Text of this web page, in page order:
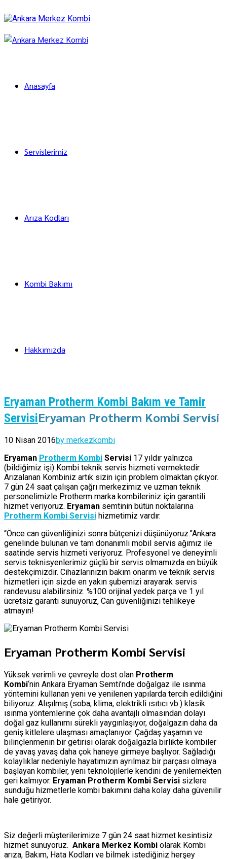
Anasayfa
Servislerimiz
Arıza Kodları
Kombi Bakımı
Hakkımızda
Eryaman Protherm Kombi Bakım ve Tamir
ServisiEryaman Protherm Kombi Servisi
10 Nisan 2016by merkezkombi
Eryaman Protherm Kombi Servisi 17 yıldır yalnızca
(bildiğimiz işi) Kombi teknik servis hizmeti vermektedir.
Arızalanan Kombiniz artık sizin için problem olmaktan çıkıyor.
7 gün 24 saat çalışan çağrı merkezimiz ve uzman teknik
personelimizle Protherm marka kombileriniz için garantili
hizmet veriyoruz. Eryaman semtinin bütün noktalarına
Protherm Kombi Servisi hizmetimiz vardır.
“Önce can güvenliğinizi sonra bütçenizi düşünüyoruz.”Ankara
genelinde bulunan ve tam donanımlı mobil servis ağımız ile
saatinde servis hizmeti veriyoruz. Profesyonel ve deneyimli
servis teknisyenlerimiz güçlü bir servis olmamızda en büyük
destekçimizdir. Cihazlarınızın bakım onarım ve teknik servis
hizmetleri için sizde en yakın şubemizi arayarak servis
randevusu alabilirsiniz. %100 orijinal yedek parça ve 1 yıl
ücretsiz garanti sunuyoruz, Can güvenliğinizi tehlikeye
atmayın!
Eryaman Protherm Kombi Servisi
Yüksek verimli ve çevreyle dost olan Protherm
Kombi‘nin Ankara Eryaman Semti’nde doğalgaz ile ısınma
yöntemini kullanan yeni ve yenilenen yapılarda tercih edildiğini
biliyoruz. Alışılmış (soba, klima, elektrikli ısıtıcı vb.) klasik
ısınma yöntemlerine çok daha avantajlı olmasından dolayı
doğal gaz kullanımı sürekli yaygınlaşıyor, doğalgazın daha da
geniş kitlelere ulaşması amaçlanıyor. Çağdaş yaşamın ve
bilinçlenmenin bir getirisi olarak doğalgazla birlikte kombiler
de yavaş yavaş daha çok haneye girmeye başlıyor. Sağladığı
kolaylıklar nedeniyle hayatımızın ayrılmaz bir parçası olmaya
başlayan kombiler, yeni teknolojilerle kendini de yenilemekten
geri kalmıyor. Eryaman Protherm Kombi Servisi sizlere
sunduğu hizmetlerle kombi bakımını daha kolay daha güvenilir
hale getiriyor.
Siz değerli müşterilerimize 7 gün 24 saat hizmet kesintisiz
hizmet sunuyoruz. Ankara Merkez Kombi olarak Kombi
arıza, Bakım, Hata Kodları ve bilmek istediğiniz herşey